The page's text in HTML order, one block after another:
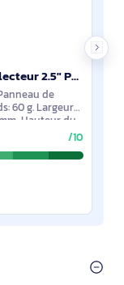
DELL DXD9H Obturateur de baie de lecteur 2.5" Panneau de support Argent
de
60 g. Largeur
Hauteur du
/10